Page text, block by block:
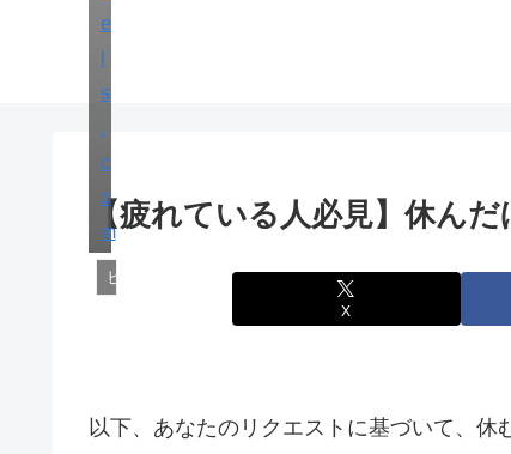
【疲れている人必見】休ん
ビジネス
e
l
s
c
o
m
X
以下、あなたのリクエストに基づいて、休